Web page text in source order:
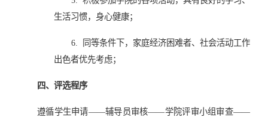
生活习惯，身心健康；
6.
同等条件下，家庭经济困难者、社会活动工作
出色者优先考虑；
四、评选程序
遵循学生申请——辅导员审核——学院评审小组审查——